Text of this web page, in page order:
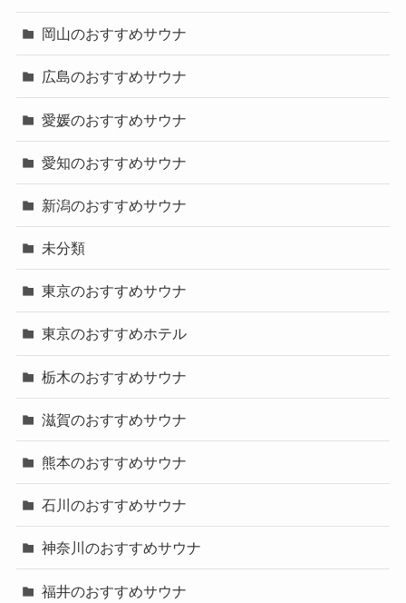
岡山のおすすめサウナ
広島のおすすめサウナ
愛媛のおすすめサウナ
愛知のおすすめサウナ
新潟のおすすめサウナ
未分類
東京のおすすめサウナ
東京のおすすめホテル
栃木のおすすめサウナ
滋賀のおすすめサウナ
熊本のおすすめサウナ
石川のおすすめサウナ
神奈川のおすすめサウナ
福井のおすすめサウナ